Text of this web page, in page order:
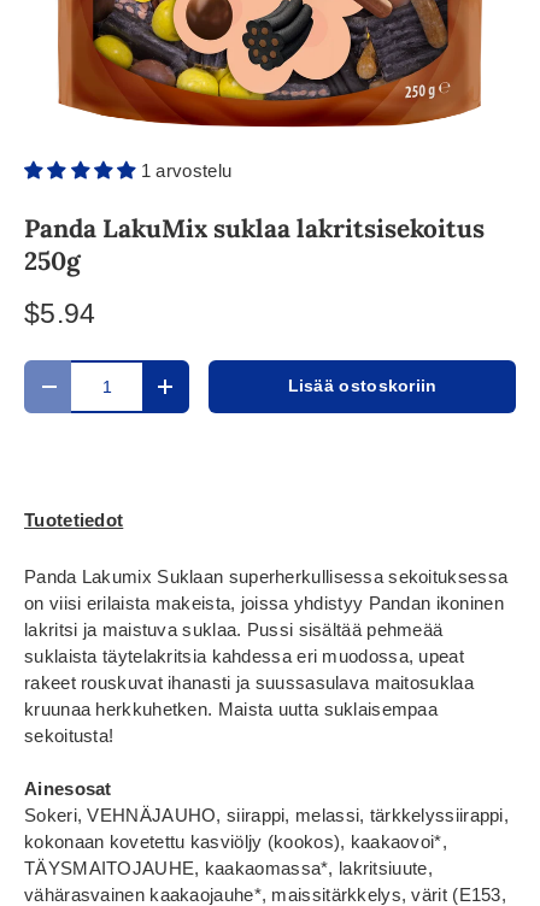
1 arvostelu
Panda LakuMix suklaa lakritsisekoitus
250g
$5.94
Määrä
Translation missing: fi.cart.items.decrease_quantity
Translation missing:Lisää ostoskoriin
Tuotetiedot
Panda Lakumix Suklaan superherkullisessa sekoituksessa
on viisi erilaista makeista, joissa yhdistyy Pandan ikoninen
lakritsi ja maistuva suklaa. Pussi sisältää pehmeää
suklaista täytelakritsia kahdessa eri muodossa, upeat
rakeet rouskuvat ihanasti ja suussasulava maitosuklaa
kruunaa herkkuhetken. Maista uutta suklaisempaa
sekoitusta!
Ainesosat
Sokeri, VEHNÄJAUHO, siirappi, melassi, tärkkelyssiirappi,
kokonaan kovetettu kasviöljy (kookos), kaakaovoi*,
TÄYSMAITOJAUHE, kaakaomassa*, lakritsiuute,
vähärasvainen kaakaojauhe*, maissitärkkelys, värit (E153,